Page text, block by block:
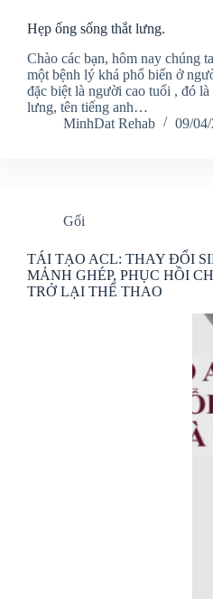
Hẹp ống sống thắt lưng.
Chào các bạn, hôm nay chúng
một bệnh lý khá phổ biến ở
đặc biệt là người cao tuổi , đó là
lưng, tên tiếng anh…
MinhDat Rehab
09/
Gối
TÁI TẠO ACL: THAY ĐỔI
MẢNH GHÉP, PHỤC HỒI
TRỞ LẠI THỂ THAO